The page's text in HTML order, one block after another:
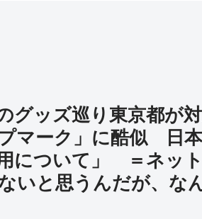
グッズ巡り東京都が
マーク」に酷似 日
について」 ＝ネッ
いと思うんだが、な